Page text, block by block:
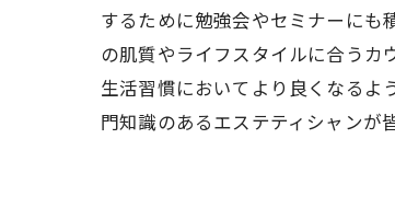
するために勉強会やセミナーにも
の肌質やライフスタイルに合うカ
生活習慣においてより良くなるよ
門知識のあるエステティシャンが